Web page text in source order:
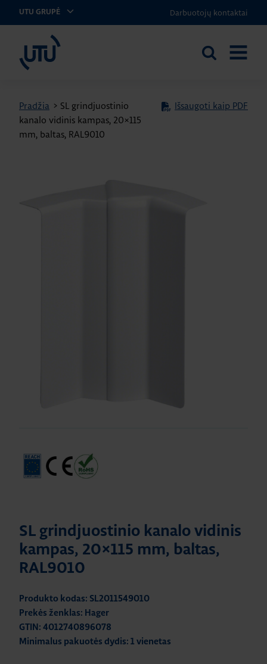
UTU GRUPĖ Darbuotojų kontaktai
UTU Lithuania
Ieškoti
Pradžia > SL grindjuostinio
kanalo vidinis kampas, 20×115
mm, baltas, RAL9010
Išsaugoti kaip PDF
SL grindjuostinio kanalo vidinis
kampas, 20×115 mm, baltas,
RAL9010
Produkto kodas: SL2011549010
Prekės ženklas: Hager
GTIN: 4012740896078
Minimalus pakuotės dydis: 1 vienetas